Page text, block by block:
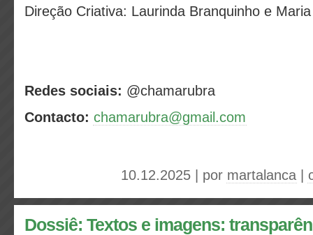
Direção Criativa: Laurinda Branquinho e
Redes sociais: @chamarubra
Contacto: chamarubra@gmail.com
10.12.2025 | por martalanca
Dossiê: Textos e imagens: